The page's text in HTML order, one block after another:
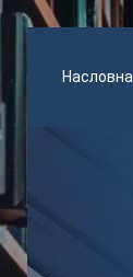
Насловна